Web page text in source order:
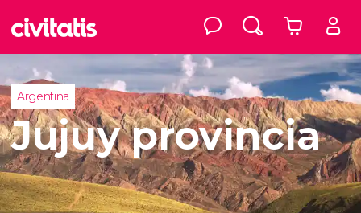
Argentina
Jujuy provincia